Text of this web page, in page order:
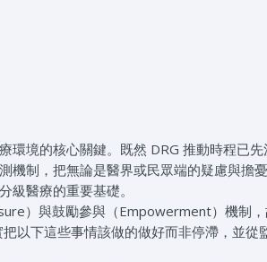
環境的核心關鍵。既然 DRG 推動時程已先
機制，把無論是醫界或民眾端的疑慮與擔
醫療的重要基礎。
）與鼓勵參與（Empowerment）機制
以下這些事情該做的做好而非停滯，並從